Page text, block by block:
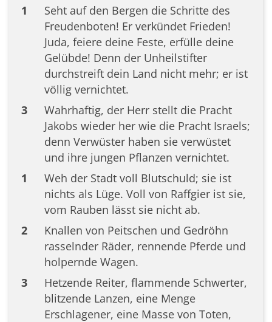
1
Seht auf den Bergen die Schritte des
Freudenboten! Er verkündet Frieden!
Juda, feiere deine Feste, erfülle deine
Gelübde! Denn der Unheilstifter
durchstreift dein Land nicht mehr; er ist
völlig vernichtet.
3
Wahrhaftig, der Herr stellt die Pracht
Jakobs wieder her wie die Pracht Israels;
denn Verwüster haben sie verwüstet
und ihre jungen Pflanzen vernichtet.
1
Weh der Stadt voll Blutschuld; sie ist
nichts als Lüge. Voll von Raffgier ist sie,
vom Rauben lässt sie nicht ab.
2
Knallen von Peitschen und Gedröhn
rasselnder Räder, rennende Pferde und
holpernde Wagen.
3
Hetzende Reiter, flammende Schwerter,
blitzende Lanzen, eine Menge
Erschlagener, eine Masse von Toten,